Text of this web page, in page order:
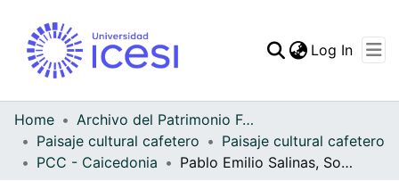
Statistics
Log In
Home
Archivo del Patrimonio Fotográfico y Fílmico del Valle del Cauca
Paisaje cultural cafetero
Paisaje cultural cafetero
PCC - Caicedonia
Pablo Emilio Salinas, Socio fundador de la Cooperativa de Caficultores de Caicedonia